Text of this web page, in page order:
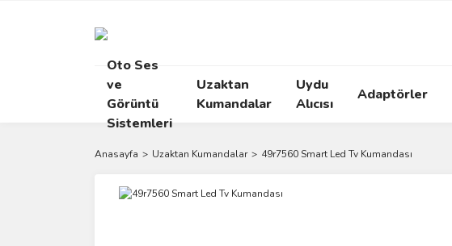
Oto Ses
ve
Görüntü
Sistemleri
Uzaktan
Kumandalar
Uydu
Alıcısı
Adaptörler
Anasayfa Uzaktan Kumandalar 49r7560 Smart Led Tv Kumandası